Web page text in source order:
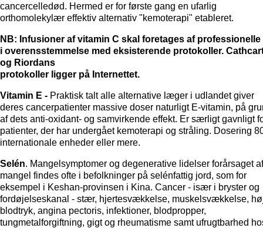
cancercelledød. Hermed er for første gang en ufarlig
orthomolekylær effektiv alternativ "kemoterapi" etableret.
NB: Infusioner af vitamin C skal foretages af professionelle
i overensstemmelse med eksisterende protokoller.
og Riordans
protokoller ligger på Internettet.
Vitamin E - Praktisk talt alle alternative læger i udlandet giver
deres cancerpatienter massive doser naturligt E-vitamin, på
af dets anti-oxidant- og samvirkende effekt. Er særligt gavnligt
patienter, der har undergået kemoterapi og stråling. Dosering
internationale enheder eller mere.
Selén. Mangelsymptomer og degenerative lidelser forårsaget af
mangel findes ofte i befolkninger på selénfattig jord, som for
eksempel i Keshan-provinsen i Kina. Cancer - især i bryster og
fordøjelseskanal - stær, hjertesvækkelse, muskelsvækkelse,
blodtryk, angina pectoris, infektioner, blodpropper,
tungmetalforgiftning, gigt og rheumatisme samt ufrugtbarhed